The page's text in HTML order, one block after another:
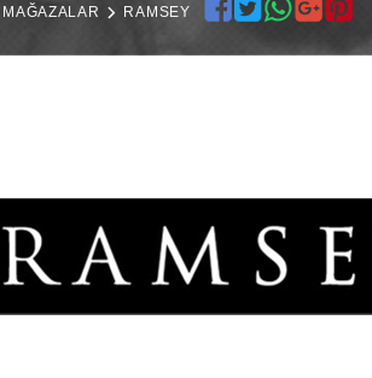
MAĞAZALAR RAMSEY